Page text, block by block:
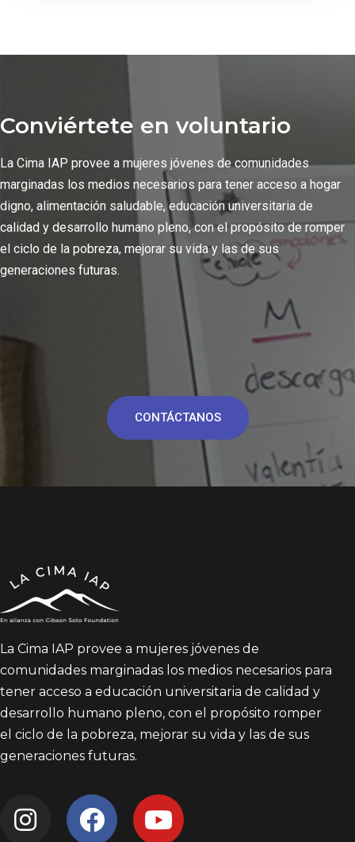
Conviértete en voluntario
La Cima IAP provee a mujeres jóvenes de comunidades
marginadas los medios necesarios para tener acceso a hogar
digno, alimentación saludable, educación universitaria de
calidad y desarrollo humano pleno, con el propósito de romper
el ciclo de la pobreza, mejorar su vida y las de sus
generaciones futuras.
CONTÁCTANOS
La Cima IAP provee a mujeres jóvenes de
comunidades marginadas los medios necesarios para
tener acceso a educación universitaria de calidad y
desarrollo humano pleno, con el propósito romper
el ciclo de la pobreza, mejorar su vida y las de sus
generaciones futuras.